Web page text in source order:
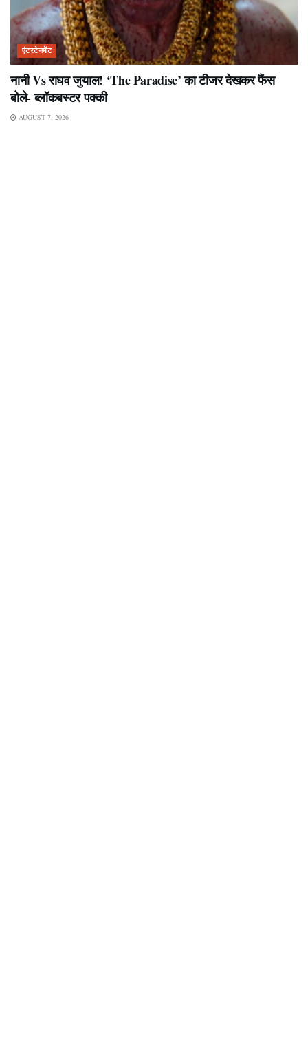
एंटरटेनमेंट
नानी Vs राघव जुयाल! ‘The Paradise’ का टीजर देखकर फैंस
बोले- ब्लॉकबस्टर पक्की
AUGUST 7, 2026